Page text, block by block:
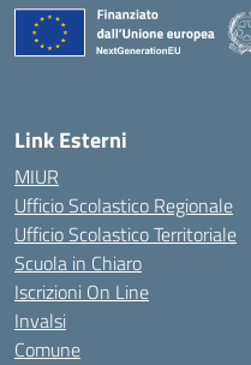
Link Esterni
MIUR
Ufficio Scolastico Regionale
Ufficio Scolastico Territoriale
Scuola in Chiaro
Iscrizioni On Line
Invalsi
Comune